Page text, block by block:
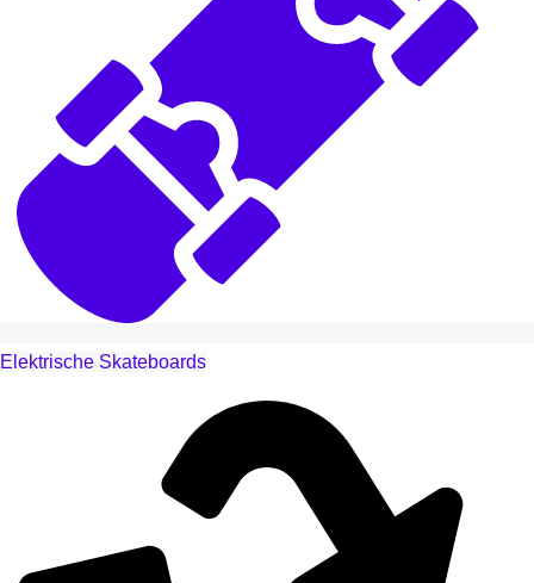
Elektrische Skateboards